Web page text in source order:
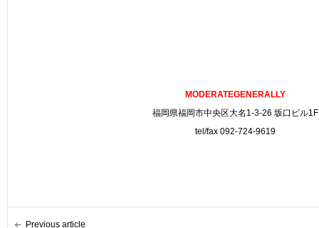
MODERATEGENERALLY
福岡県福岡市中央区大名1-3-26 坂口ビル1F
tel/fax 092-724-9619
Previous article